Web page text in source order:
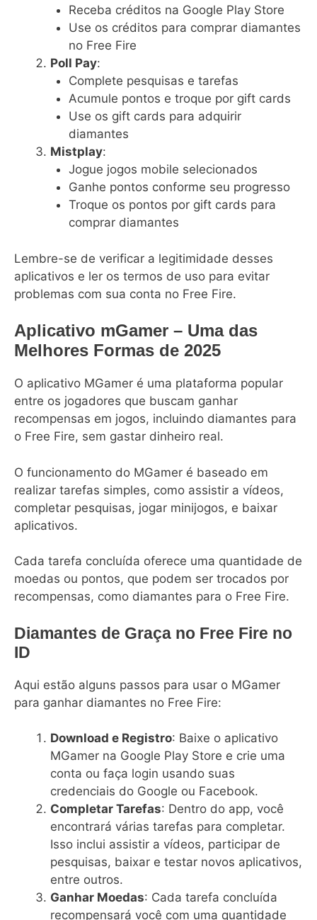
Receba créditos na Google Play Store
Use os créditos para comprar diamantes
no Free Fire
Poll Pay:
Complete pesquisas e tarefas
Acumule pontos e troque por gift cards
Use os gift cards para adquirir
diamantes
Mistplay:
Jogue jogos mobile selecionados
Ganhe pontos conforme seu progresso
Troque os pontos por gift cards para
comprar diamantes
Lembre-se de verificar a legitimidade desses
aplicativos e ler os termos de uso para evitar
problemas com sua conta no Free Fire.
Aplicativo mGamer – Uma das
Melhores Formas de 2025
O aplicativo MGamer é uma plataforma popular
entre os jogadores que buscam ganhar
recompensas em jogos, incluindo diamantes para
o Free Fire, sem gastar dinheiro real.
O funcionamento do MGamer é baseado em
realizar tarefas simples, como assistir a vídeos,
completar pesquisas, jogar minijogos, e baixar
aplicativos.
Cada tarefa concluída oferece uma quantidade de
moedas ou pontos, que podem ser trocados por
recompensas, como diamantes para o Free Fire.
Diamantes de Graça no Free Fire no
ID
Aqui estão alguns passos para usar o MGamer
para ganhar diamantes no Free Fire:
Download e Registro: Baixe o aplicativo
MGamer na Google Play Store e crie uma
conta ou faça login usando suas
credenciais do Google ou Facebook.
Completar Tarefas: Dentro do app, você
encontrará várias tarefas para completar.
Isso inclui assistir a vídeos, participar de
pesquisas, baixar e testar novos aplicativos,
entre outros.
Ganhar Moedas: Cada tarefa concluída
recompensará você com uma quantidade